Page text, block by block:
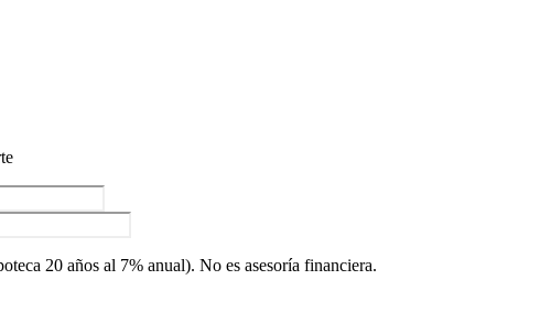
20 años al 7% anual). No es asesoría financiera.